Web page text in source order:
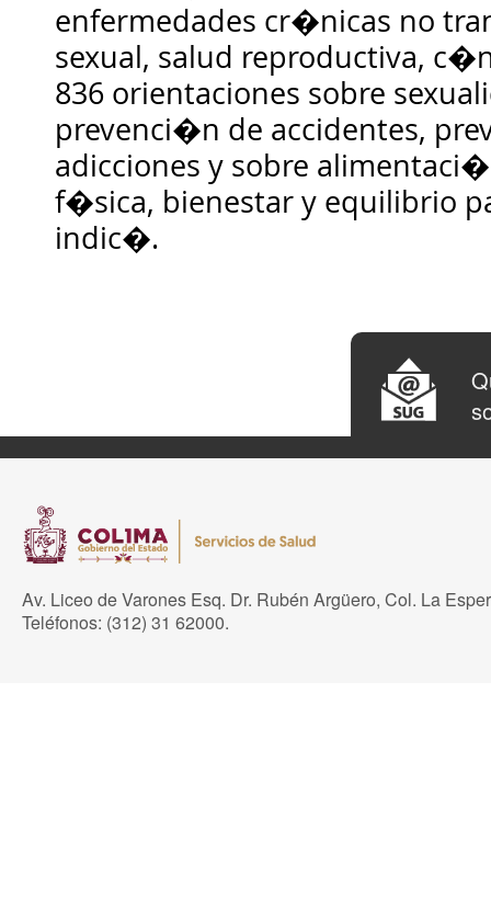
enfermedades cr�nicas no
sexual, salud reproductiva,
836 orientaciones sobre
prevenci�n de accidentes,
adicciones y sobre
f�sica, bienestar y equilibrio
indic�.
Av. Liceo de Varones Esq. Dr. Rubén Argüero, Col. La
Teléfonos: (312) 31 62000.